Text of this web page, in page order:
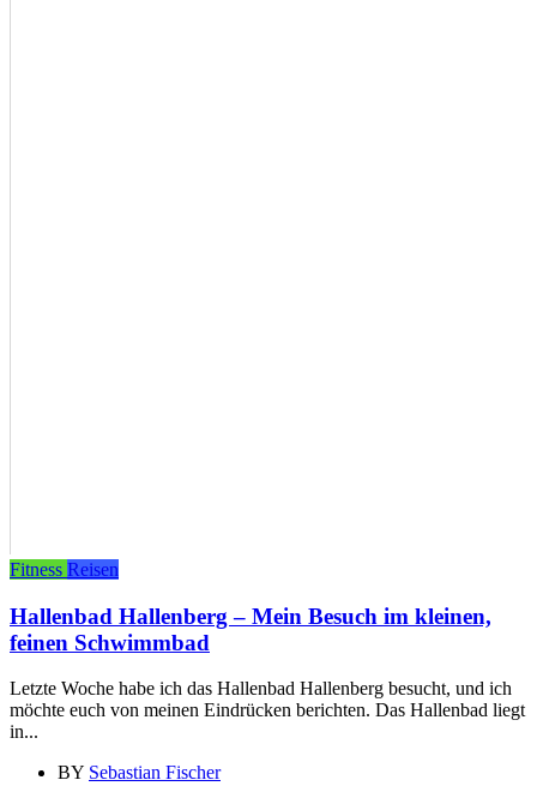
Fitness Reisen
Hallenbad Hallenberg – Mein Besuch im kleinen,
feinen Schwimmbad
Letzte Woche habe ich das Hallenbad Hallenberg besucht, und ich
möchte euch von meinen Eindrücken berichten. Das Hallenbad liegt
in...
BY Sebastian Fischer